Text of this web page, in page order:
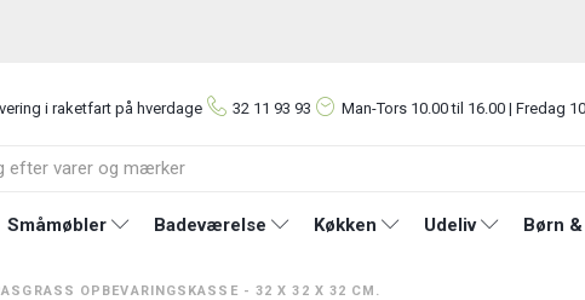
i raketfart på hverdage 32 11 93 93 Man-Tors 10.00 til 16.00 | Fredag
Småmøbler Badeværelse Køkken Udeliv Børn
OPBEVARINGSKASSE - 32 X 32 X 32 CM.